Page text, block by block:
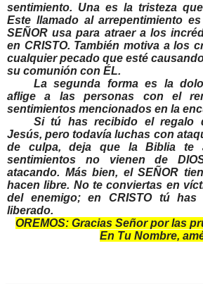
sentimiento. Una es la tristeza
Este llamado al arrepentimiento
SEÑOR usa para atraer a los
en CRISTO. También motiva a los
cualquier pecado que esté
su comunión con ÉL.
La segunda forma es la
aflige a las personas con el
sentimientos mencionados en la
Si tú has recibido el regalo
Jesús, pero todavía luchas con
de culpa, deja que la Biblia te
sentimientos no vienen de
atacando. Más bien, el SEÑOR
hacen libre. No te conviertas en
del enemigo; en CRISTO tú
liberado.
OREMOS: Gracias Señor por las
En Tu Nombre,